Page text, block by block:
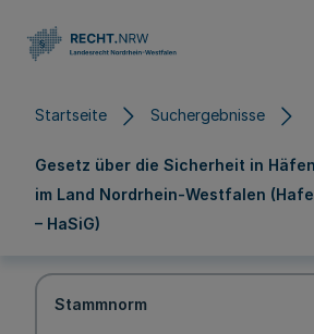
Startseite Suchergebnisse
Gesetz über die Sicherheit in
im Land Nordrhein-Westfalen
– HaSiG)
Stammnorm